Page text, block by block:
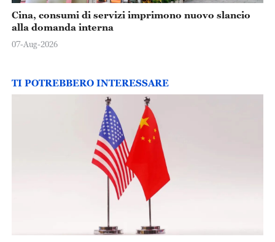
Cina, consumi di servizi imprimono nuovo slancio
alla domanda interna
07-Aug-2026
TI POTREBBERO INTERESSARE